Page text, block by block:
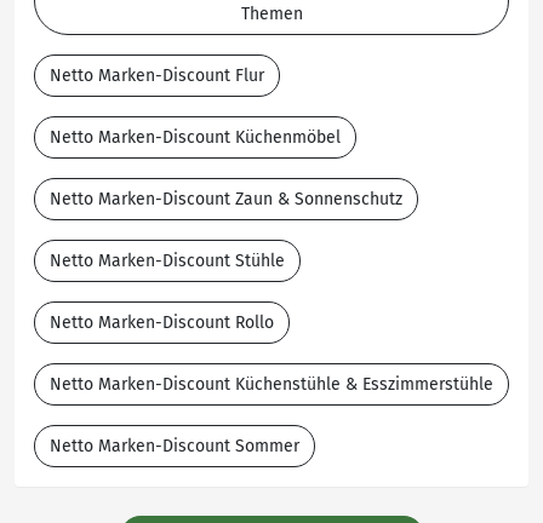
Themen
Netto Marken-Discount Flur
Netto Marken-Discount Küchenmöbel
Netto Marken-Discount Zaun & Sonnenschutz
Netto Marken-Discount Stühle
Netto Marken-Discount Rollo
Netto Marken-Discount Küchenstühle & Esszimmerstühle
Netto Marken-Discount Sommer